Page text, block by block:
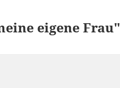
eigene Frau"